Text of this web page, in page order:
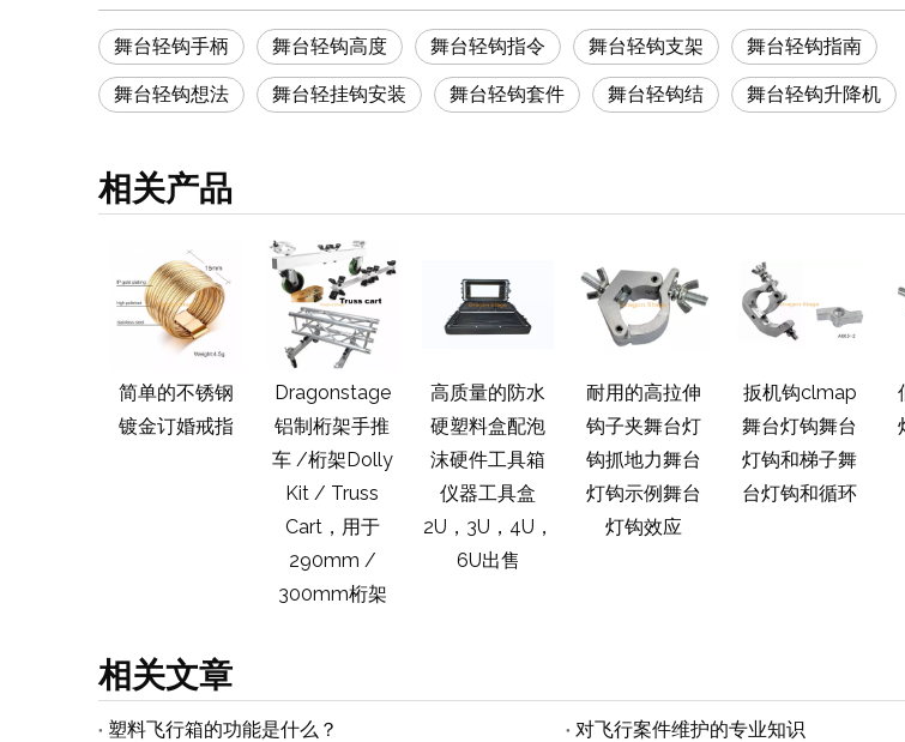
舞台轻钩手柄 舞台轻钩高度 舞台轻钩指令 舞台轻钩支架 舞台轻钩指南
舞台轻钩想法 舞台轻挂钩安装 舞台轻钩套件 舞台轻钩结 舞台轻钩升降机
相关产品
简单的不锈钢
镀金订婚戒指
Dragonstage
铝制桁架手推
车 /桁架Dolly
Kit / Truss
Cart，用于
290mm /
300mm桁架
高质量的防水
硬塑料盒配泡
沫硬件工具箱
仪器工具盒
2U，3U，4U，
6U出售
耐用的高拉伸
钩子夹舞台灯
钩抓地力舞台
灯钩示例舞台
灯钩效应
扳机钩clmap
舞台灯钩舞台
灯钩和梯子舞
台灯钩和循环
相关文章
塑料飞行箱的功能是什么？
对飞行案件维护的专业知识